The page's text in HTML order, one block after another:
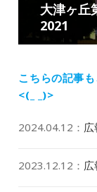
次
の
投
大津ヶ丘
2021
こちらの記事
<(_ _)>
2024.04.12 ：
2023.12.12 ：